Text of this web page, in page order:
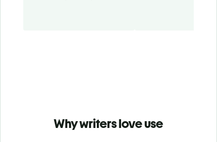
Why writers love use